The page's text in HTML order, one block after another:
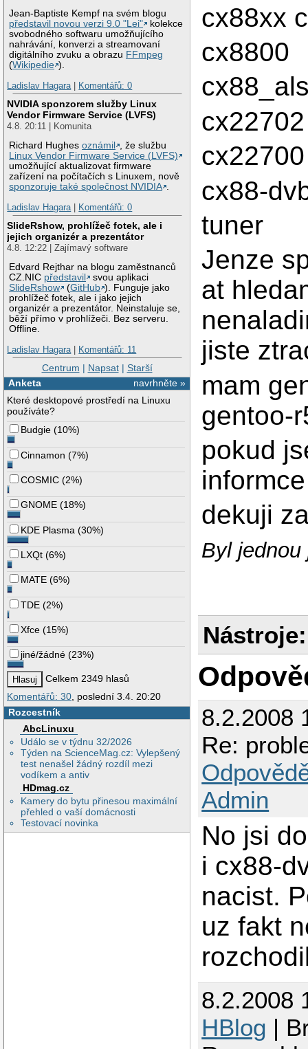
Jean-Baptiste Kempf na svém blogu
představil novou verzi 9.0 "Lei"
kolekce
svobodného softwaru umožňujícího
nahrávání, konverzi a streamovaní
digitálního zvuku a obrazu FFmpeg
(Wikipedie ).
Ladislav Hagara| Komentářů: 0
NVIDIA sponzorem služby Linux
Vendor Firmware Service (LVFS)
4.8. 20:11 | Komunita
Richard Hughesoznámil
, že službu
Linux Vendor Firmware Service (LVFS)
umožňující aktualizovat firmware
zařízení na počítačích s Linuxem, nově
sponzoruje také společnost NVIDIA .
Ladislav Hagara| Komentářů: 0
SlideRshow, prohlížeč fotek, ale i
jejich organizér a prezentátor
4.8. 12:22 | Zajímavý software
Edvard Rejthar na blogu zaměstnanců
CZ.NIC představil
svou aplikaci
SlideRshow
(GitHub ). Funguje jako
prohlížeč fotek, ale i jako jejich
organizér a prezentátor. Neinstaluje se,
běží přímo v prohlížeči. Bez serveru.
Offline.
Ladislav Hagara| Komentářů: 11
Centrum | Napsat| Starší
navrhněte »
Anketa
Které desktopové prostředí na Linuxu
používáte?
Budgie (10%)
Cinnamon (7%)
COSMIC (2%)
GNOME (18%)
KDE Plasma (30%)
LXQt (6%)
MATE (6%)
TDE (2%)
Xfce (15%)
jiné/žádné (23%)
Celkem 2349 hlasů
Komentářů: 30 , poslední 3.4. 20:20
Rozcestník
AbcLinuxu
Událo se v týdnu 32/2026
Týden na ScienceMag.cz: Vylepšený
test nenašel žádný rozdíl mezi
vodíkem a antiv
HDmag.cz
Kamery do bytu přinesou maximální
přehled o vaší domácnosti
Testovací novinka
cx88xx
cx8800
cx22702
cx22700
cx88-
tuner
Jenze
at
jiste
mam
gentoo-
pokud
dekuji
Byl jednou
Nástroje:
8.2.2008
Re:
Admin
No jsi
i cx88-
nacist.
uz fakt
8.2.2008
HBlog |